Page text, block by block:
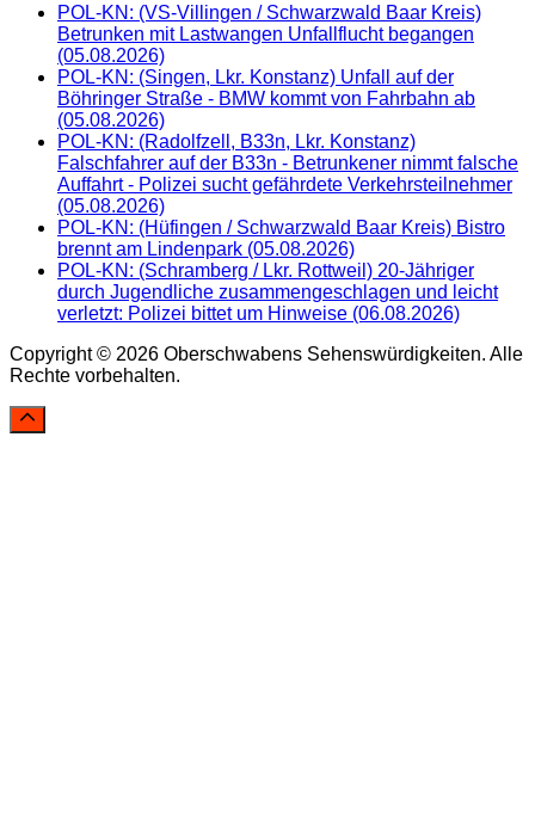
POL-KN: (VS-Villingen / Schwarzwald Baar Kreis)
Betrunken mit Lastwangen Unfallflucht begangen
(05.08.2026)
POL-KN: (Singen, Lkr. Konstanz) Unfall auf der
Böhringer Straße - BMW kommt von Fahrbahn ab
(05.08.2026)
POL-KN: (Radolfzell, B33n, Lkr. Konstanz)
Falschfahrer auf der B33n - Betrunkener nimmt falsche
Auffahrt - Polizei sucht gefährdete Verkehrsteilnehmer
(05.08.2026)
POL-KN: (Hüfingen / Schwarzwald Baar Kreis) Bistro
brennt am Lindenpark (05.08.2026)
POL-KN: (Schramberg / Lkr. Rottweil) 20-Jähriger
durch Jugendliche zusammengeschlagen und leicht
verletzt: Polizei bittet um Hinweise (06.08.2026)
Copyright © 2026 Oberschwabens Sehenswürdigkeiten. Alle
Rechte vorbehalten.